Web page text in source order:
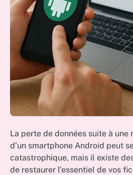
La perte de données suite à une
d’un smartphone Android peut
catastrophique, mais il existe
de restaurer l’essentiel de vos